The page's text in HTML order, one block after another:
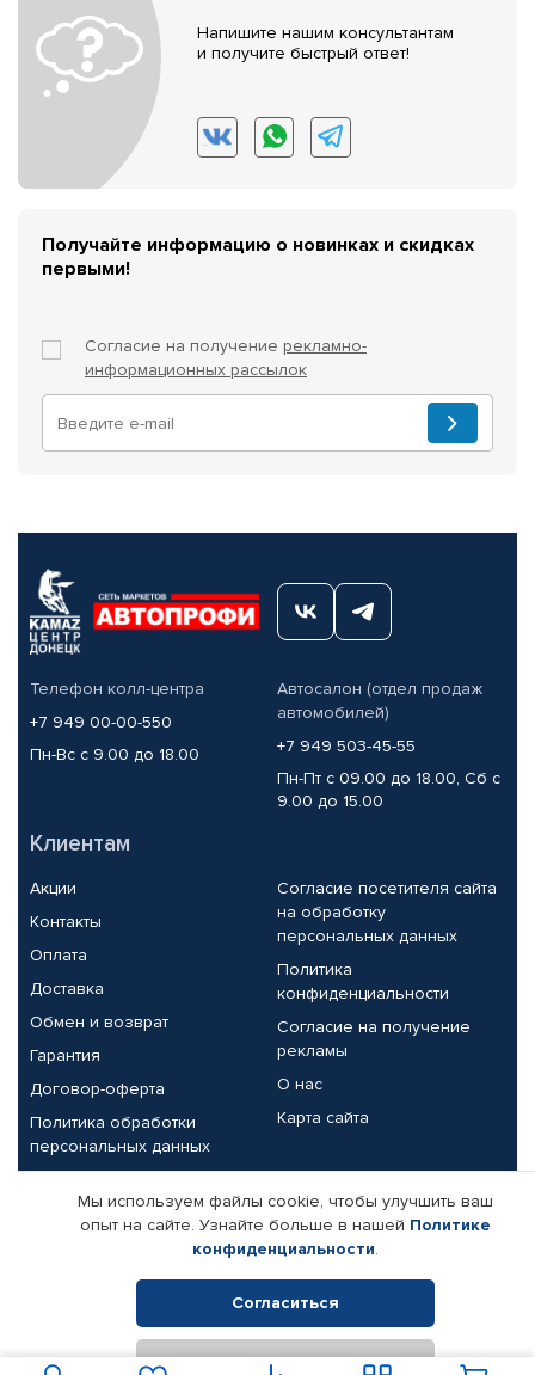
Напишите нашим консультантам
и получите быстрый ответ!
Получайте информацию о новинках и скидках
первыми!
Согласие на получение рекламно-
информационных рассылок
Телефон колл-центра
+7 949 00-00-550
Пн-Вс с 9.00 до 18.00
Автосалон (отдел продаж
автомобилей)
+7 949 503-45-55
Пн-Пт с 09.00 до 18.00, Сб с
9.00 до 15.00
Клиентам
Акции
Контакты
Оплата
Доставка
Обмен и возврат
Гарантия
Договор-оферта
Политика обработки
персональных данных
Согласие посетителя сайта
на обработку
персональных данных
Политика
конфиденциальности
Согласие на получение
рекламы
О нас
Карта сайта
Партнерам
Корпоративным клиентам
Поставщикам
Реквизиты компании
© КАМАЗ ЦЕНТР ДОНЕЦК, 2015-2026. Все права защищены.
Мы используем файлы cookie, чтобы улучшить ваш
опыт на сайте. Узнайте больше в нашей Политике
конфиденциальности.
Согласиться
Отклонить